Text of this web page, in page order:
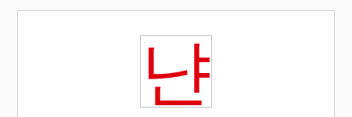
냔